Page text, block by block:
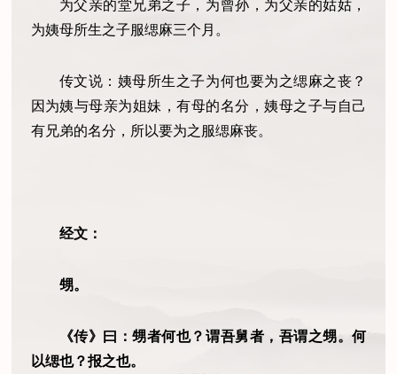
为父亲的堂兄弟之子，为曾孙，为父亲的姑姑，
为姨母所生之子服缌麻三个月。
传文说：姨母所生之子为何也要为之缌麻之丧？
因为姨与母亲为姐妹，有母的名分，姨母之子与自己
有兄弟的名分，所以要为之服缌麻丧。
经文：
甥。
《传》曰：甥者何也？谓吾舅者，吾谓之甥。何
以缌也？报之也。